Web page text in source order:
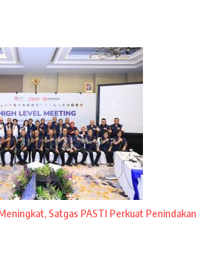
Satgas PASTI Perkuat Penindakan